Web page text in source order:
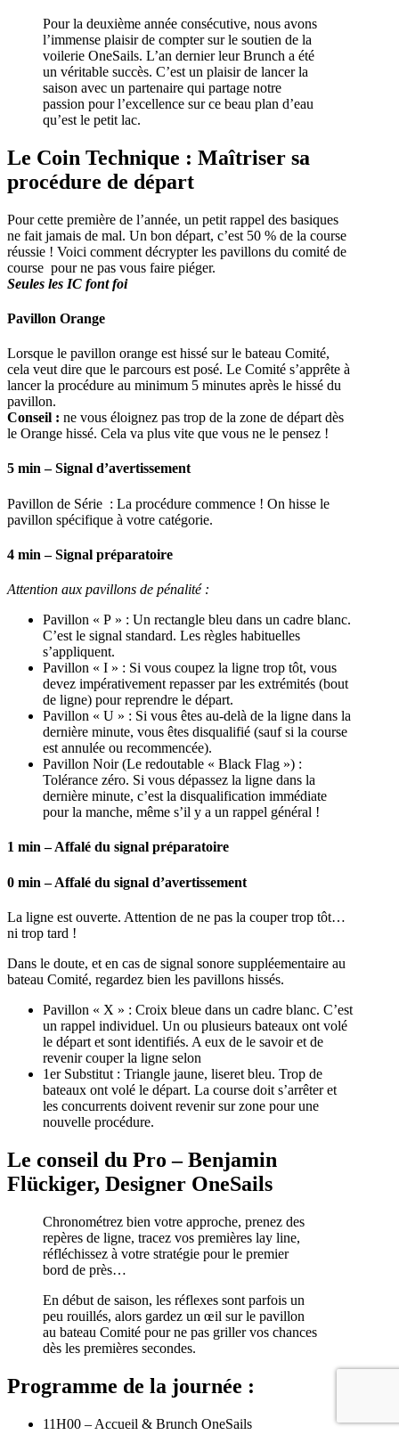
Pour la deuxième année consécutive, nous avons
l’immense plaisir de compter sur le soutien de la
voilerie OneSails. L’an dernier leur Brunch a été
un véritable succès. C’est un plaisir de lancer la
saison avec un partenaire qui partage notre
passion pour l’excellence sur ce beau plan d’eau
qu’est le petit lac.
Le Coin Technique : Maîtriser sa
procédure de départ
Pour cette première de l’année, un petit rappel des basiques
ne fait jamais de mal. Un bon départ, c’est 50 % de la course
réussie ! Voici comment décrypter les pavillons du comité de
course pour ne pas vous faire piéger.
Seules les IC font foi
Pavillon Orange
Lorsque le pavillon orange est hissé sur le bateau Comité,
cela veut dire que le parcours est posé. Le Comité s’apprête à
lancer la procédure au minimum 5 minutes après le hissé du
pavillon.
Conseil : ne vous éloignez pas trop de la zone de départ dès
le Orange hissé. Cela va plus vite que vous ne le pensez !
5 min – Signal d’avertissement
Pavillon de Série : La procédure commence ! On hisse le
pavillon spécifique à votre catégorie.
4 min – Signal préparatoire
Attention aux pavillons de pénalité :
Pavillon « P » : Un rectangle bleu dans un cadre blanc.
C’est le signal standard. Les règles habituelles
s’appliquent.
Pavillon « I » : Si vous coupez la ligne trop tôt, vous
devez impérativement repasser par les extrémités (bout
de ligne) pour reprendre le départ.
Pavillon « U » : Si vous êtes au-delà de la ligne dans la
dernière minute, vous êtes disqualifié (sauf si la course
est annulée ou recommencée).
Pavillon Noir (Le redoutable « Black Flag ») :
Tolérance zéro. Si vous dépassez la ligne dans la
dernière minute, c’est la disqualification immédiate
pour la manche, même s’il y a un rappel général !
1 min – Affalé du signal préparatoire
0 min – Affalé du signal d’avertissement
La ligne est ouverte. Attention de ne pas la couper trop tôt…
ni trop tard !
Dans le doute, et en cas de signal sonore suppléementaire au
bateau Comité, regardez bien les pavillons hissés.
Pavillon « X » : Croix bleue dans un cadre blanc. C’est
un rappel individuel. Un ou plusieurs bateaux ont volé
le départ et sont identifiés. A eux de le savoir et de
revenir couper la ligne selon
1er Substitut : Triangle jaune, liseret bleu. Trop de
bateaux ont volé le départ. La course doit s’arrêter et
les concurrents doivent revenir sur zone pour une
nouvelle procédure.
Le conseil du Pro – Benjamin
Flückiger, Designer OneSails
Chronométrez bien votre approche, prenez des
repères de ligne, tracez vos premières lay line,
réfléchissez à votre stratégie pour le premier
bord de près…
En début de saison, les réflexes sont parfois un
peu rouillés, alors gardez un œil sur le pavillon
au bateau Comité pour ne pas griller vos chances
dès les premières secondes.
Programme de la journée :
11H00 – Accueil & Brunch OneSails